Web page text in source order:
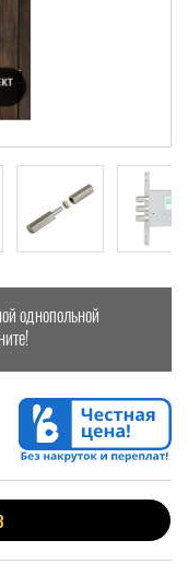
однопольной